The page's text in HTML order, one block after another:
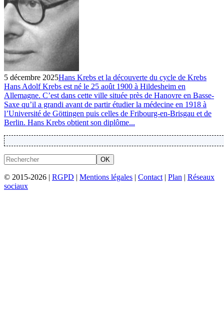
5 décembre 2025Hans Krebs et la découverte du cycle de Krebs
Hans Adolf Krebs est né le 25 août 1900 à Hildesheim en
Allemagne. C’est dans cette ville située près de Hanovre en Basse-
Saxe qu’il a grandi avant de partir étudier la médecine en 1918 à
l’Université de Göttingen puis celles de Fribourg-en-Brisgau et de
Berlin. Hans Krebs obtient son diplôme...
OK
© 2015-2026 | RGPD | Mentions légales | Contact | Plan | Réseaux
sociaux